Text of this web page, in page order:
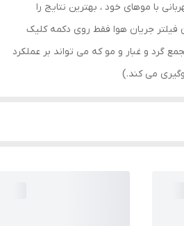
با موهای خود ، بهترین نتایج را
فیلتر جریان هوا فقط روی دکمه کلیک
گرد و غبار و مو که می تواند بر عملکرد
می کند.)